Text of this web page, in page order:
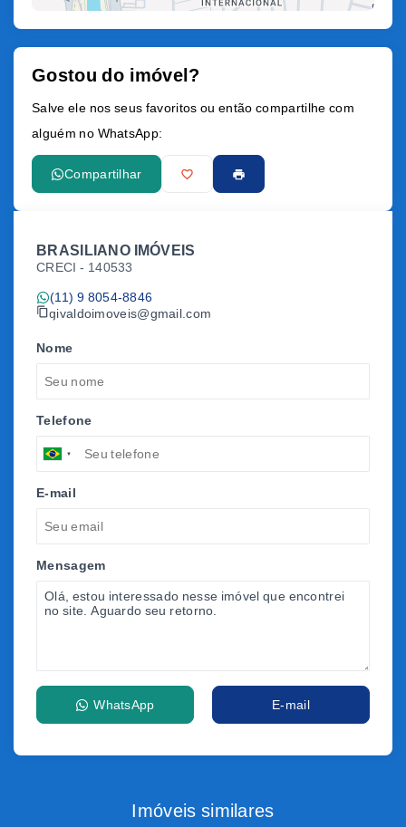
Gostou do imóvel?
Salve ele nos seus favoritos ou então compartilhe com
alguém no WhatsApp:
Compartilhar
BRASILIANO IMÓVEIS
CRECI - 140533
(11) 9 8054-8846
givaldoimoveis@gmail.com
Nome
Telefone
E-mail
Mensagem
WhatsApp E-mail
Imóveis similares